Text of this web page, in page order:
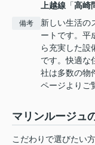
上越線 「高崎
備考
新しい生活の
ートです。平
ら充実した設
です。快適な
社は多数の物
ページよりご
マリンルージュ
こだわりで選びたい